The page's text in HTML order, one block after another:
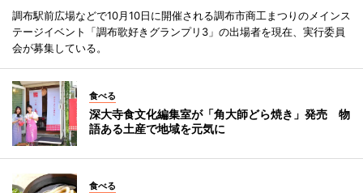
調布駅前広場などで10月10日に開催される調布市商工まつりのメインス
テージイベント「調布歌好きグランプリ3」の出場者を現在、実行委員
会が募集している。
食べる
深大寺食文化編集室が「角大師どら焼き」発売 物
語ある土産で地域を元気に
食べる